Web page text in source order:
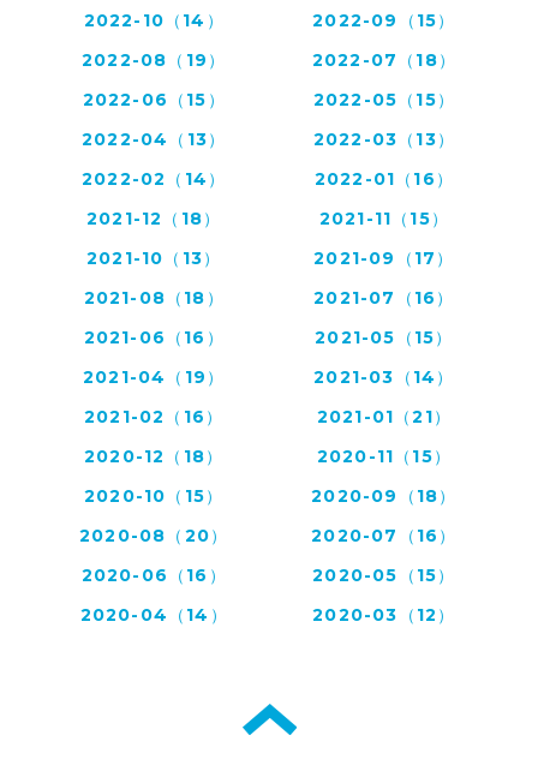
2022-10（14）
2022-09（15）
2022-08（19）
2022-07（18）
2022-06（15）
2022-05（15）
2022-04（13）
2022-03（13）
2022-02（14）
2022-01（16）
2021-12（18）
2021-11（15）
2021-10（13）
2021-09（17）
2021-08（18）
2021-07（16）
2021-06（16）
2021-05（15）
2021-04（19）
2021-03（14）
2021-02（16）
2021-01（21）
2020-12（18）
2020-11（15）
2020-10（15）
2020-09（18）
2020-08（20）
2020-07（16）
2020-06（16）
2020-05（15）
2020-04（14）
2020-03（12）